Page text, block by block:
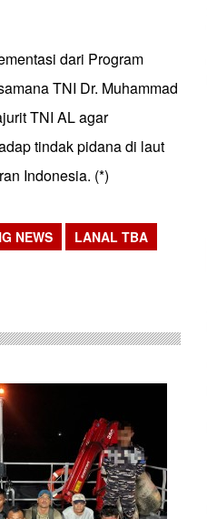
dari Program
TNI Dr. Muhammad
TNI AL agar
tindak pidana di laut
Indonesia. (*)
NEWS LANAL TBA